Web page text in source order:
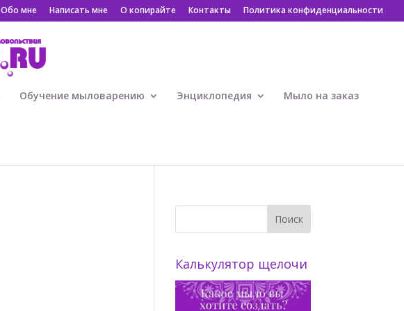
Обо мне Написать мне О копирайте Контакты Политика конфиденциальности
Обучение мыловарению Энциклопедия Мыло на заказ
Калькулятор щелочи